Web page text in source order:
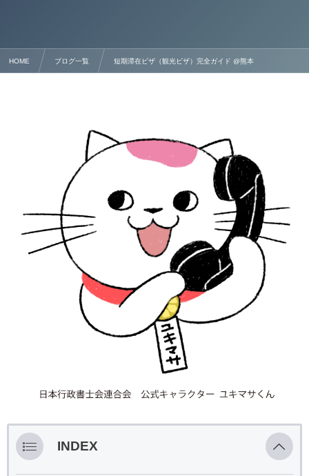
HOME ブログ一覧 短期滞在ビザ（観光ビザ）完全ガイド @熊本
INDEX